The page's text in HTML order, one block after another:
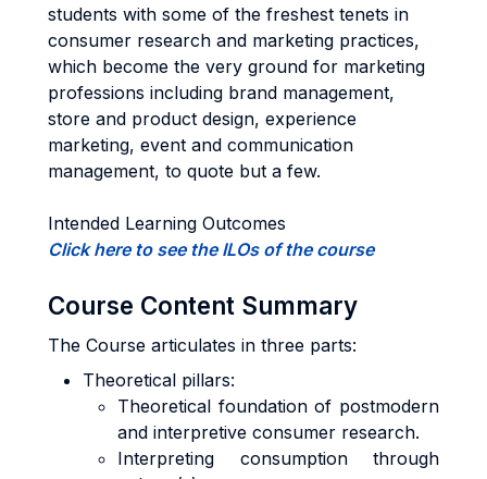
students with some of the freshest tenets in
consumer research and marketing practices,
which become the very ground for marketing
professions including brand management,
store and product design, experience
marketing, event and communication
management, to quote but a few.
Intended Learning Outcomes
Click here to see the ILOs of the course
Course Content Summary
The Course articulates in three parts:
Theoretical pillars:
Theoretical foundation of postmodern
and interpretive consumer research.
Interpreting consumption through